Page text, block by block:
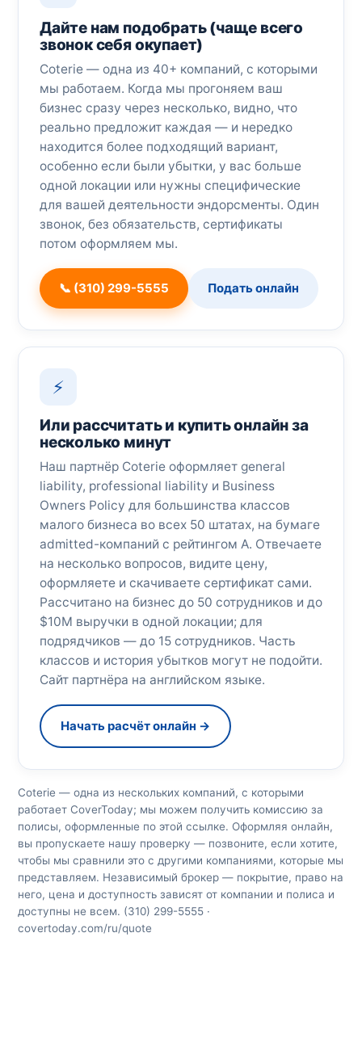
Дайте нам подобрать (чаще всего
звонок себя окупает)
Coterie — одна из 40+ компаний, с которыми
мы работаем. Когда мы прогоняем ваш
бизнес сразу через несколько, видно, что
реально предложит каждая — и нередко
находится более подходящий вариант,
особенно если были убытки, у вас больше
одной локации или нужны специфические
для вашей деятельности эндорсменты. Один
звонок, без обязательств, сертификаты
потом оформляем мы.
📞 (310) 299-5555 Подать онлайн
⚡
Или рассчитать и купить онлайн за
несколько минут
Наш партнёр Coterie оформляет general
liability, professional liability и Business
Owners Policy для большинства классов
малого бизнеса во всех 50 штатах, на бумаге
admitted-компаний с рейтингом A. Отвечаете
на несколько вопросов, видите цену,
оформляете и скачиваете сертификат сами.
Рассчитано на бизнес до 50 сотрудников и до
$10M выручки в одной локации; для
подрядчиков — до 15 сотрудников. Часть
классов и история убытков могут не подойти.
Сайт партнёра на английском языке.
Начать расчёт онлайн →
Coterie — одна из нескольких компаний, с которыми
работает CoverToday; мы можем получить комиссию за
полисы, оформленные по этой ссылке. Оформляя онлайн,
вы пропускаете нашу проверку — позвоните, если хотите,
чтобы мы сравнили это с другими компаниями, которые мы
представляем. Независимый брокер — покрытие, право на
него, цена и доступность зависят от компании и полиса и
доступны не всем. (310) 299-5555 ·
covertoday.com/ru/quote